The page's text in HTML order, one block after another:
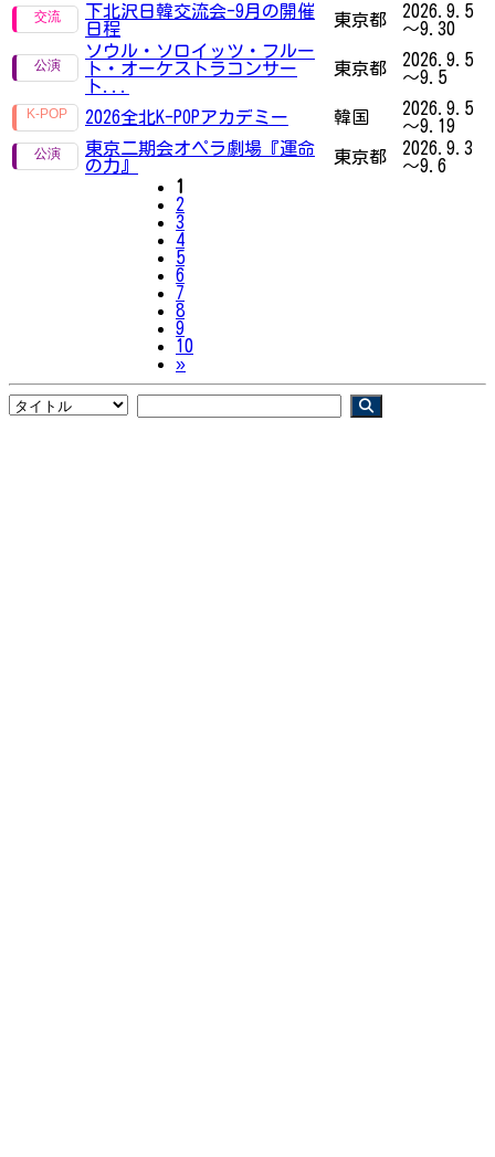
下北沢日韓交流会-9月の開催
日程
東京都
2026.9.5
～9.30
ソウル・ソロイッツ・フルー
ト・オーケストラコンサー
ト...
東京都
2026.9.5
～9.5
2026全北K-POPアカデミー 韓国
2026.9.5
～9.19
東京二期会オペラ劇場『運命
の力』
東京都
2026.9.3
～9.6
1
2
3
4
5
6
7
8
9
10
»Next